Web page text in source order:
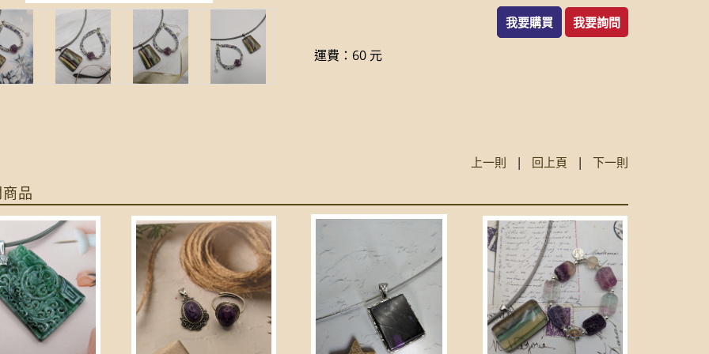
我要購買 我要詢問
運費：60 元
上一則 | 回上頁 | 下一則
品